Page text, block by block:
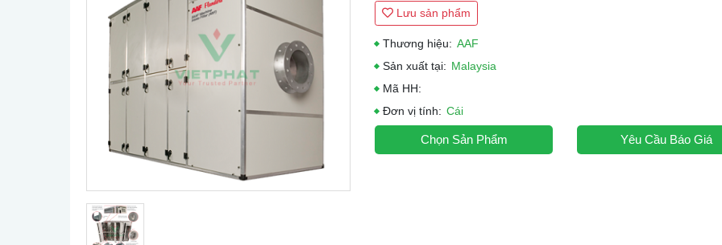
Lưu sản phẩm
Thương hiệu: AAF
Sản xuất tại: Malaysia
Mã HH:
Đơn vị tính: Cái
Chọn Sản Phẩm Yêu Cầu Báo Giá